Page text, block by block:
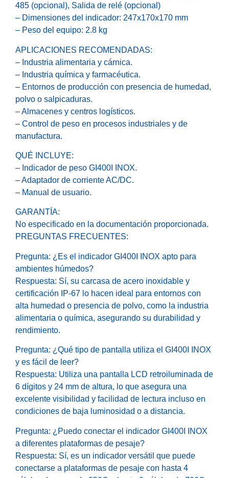
485 (opcional), Salida de relé (opcional)
– Dimensiones del indicador: 247x170x170 mm
– Peso del equipo: 2.8 kg
APLICACIONES RECOMENDADAS:
– Industria alimentaria y cárnica.
– Industria química y farmacéutica.
– Entornos de producción con presencia de humedad,
polvo o salpicaduras.
– Almacenes y centros logísticos.
– Control de peso en procesos industriales y de
manufactura.
QUÉ INCLUYE:
– Indicador de peso GI400I INOX.
– Adaptador de corriente AC/DC.
– Manual de usuario.
GARANTÍA:
No especificado en la documentación proporcionada.
PREGUNTAS FRECUENTES:
Pregunta: ¿Es el indicador GI400I INOX apto para
ambientes húmedos?
Respuesta: Sí, su carcasa de acero inoxidable y
certificación IP-67 lo hacen ideal para entornos con
alta humedad o presencia de polvo, como la industria
alimentaria o química, asegurando su durabilidad y
rendimiento.
Pregunta: ¿Qué tipo de pantalla utiliza el GI400I INOX
y es fácil de leer?
Respuesta: Utiliza una pantalla LCD retroiluminada de
6 dígitos y 24 mm de altura, lo que asegura una
excelente visibilidad y facilidad de lectura incluso en
condiciones de baja luminosidad o a distancia.
Pregunta: ¿Puedo conectar el indicador GI400I INOX
a diferentes plataformas de pesaje?
Respuesta: Sí, es un indicador versátil que puede
conectarse a plataformas de pesaje con hasta 4